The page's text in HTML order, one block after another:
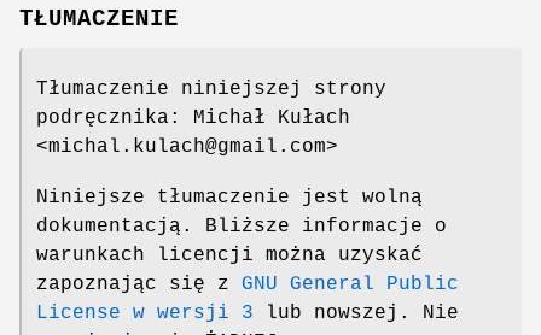
TŁUMACZENIE
Tłumaczenie niniejszej strony
podręcznika: Michał Kułach
<michal.kulach@gmail.com>
Niniejsze tłumaczenie jest wolną
dokumentacją. Bliższe informacje o
warunkach licencji można uzyskać
zapoznając się z GNU General Public
License w wersji 3 lub nowszej. Nie